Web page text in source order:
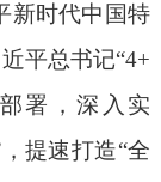
新时代中国特
平总书记“4+
部署，深入实
提速打造“全